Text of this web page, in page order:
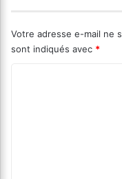
Votre adresse e-mail ne
sont indiqués avec *